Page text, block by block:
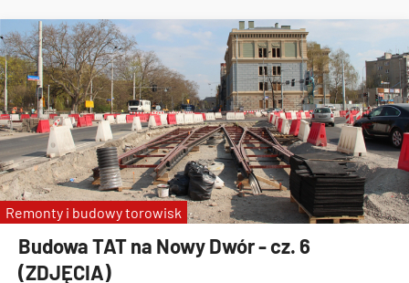
Budowa TAT na Nowy Dwór - cz. 6
(ZDJĘCIA)
Remonty i budowy torowisk